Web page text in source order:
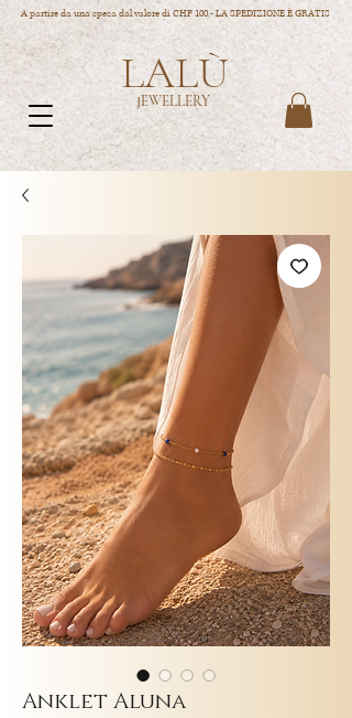
A partire da una spesa dal valore di CHF 100.- LA SPEDIZIONE È GRATIS
LALÙ
JEWELLERY
Anklet Aluna